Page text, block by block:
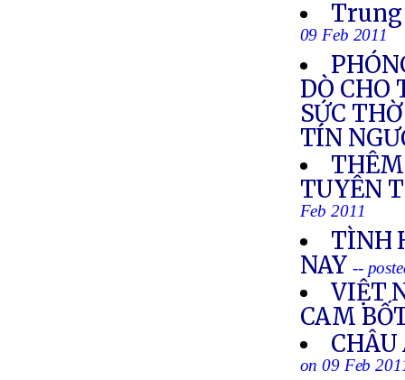
Trung
09 Feb 2011
DÒ CHO
SỨC
TÍN
TUYÊN
Feb 2011
TÌNH
NAY --
VIỆT
CAM
CHÂU
on 09 Feb